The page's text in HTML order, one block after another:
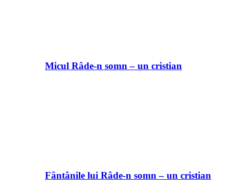
Micul Râde-n somn – un cristian
Fântânile lui Râde-n somn – un cristian